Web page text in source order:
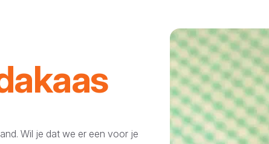
Wil je dat we er een voor je